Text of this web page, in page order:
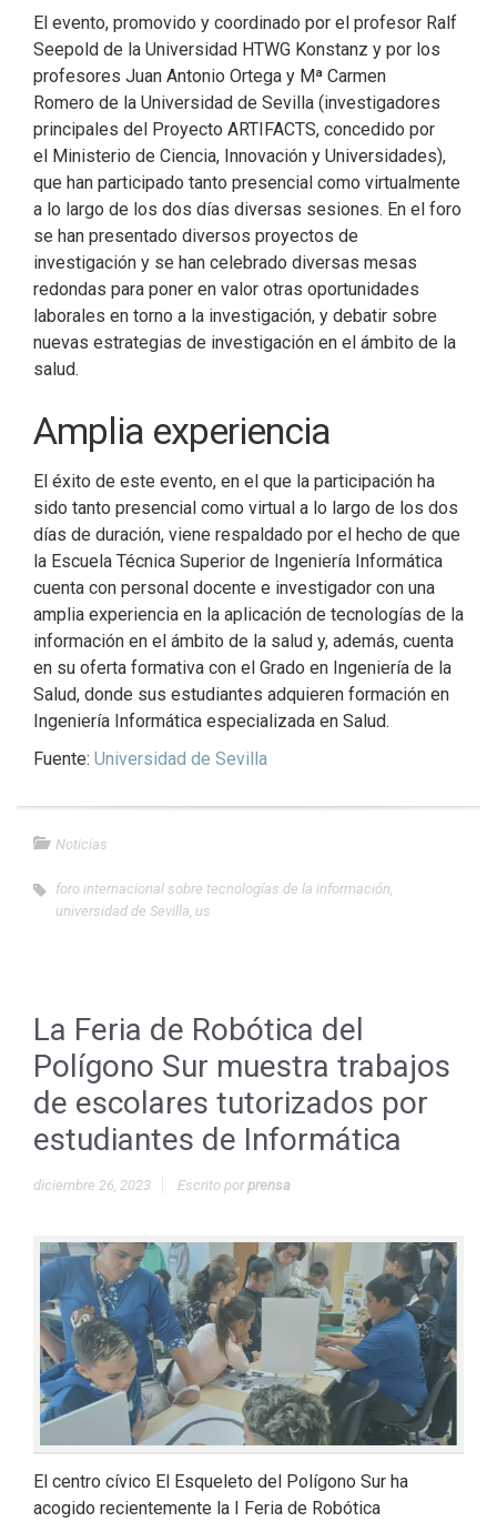
El evento, promovido y coordinado por el profesor Ralf
Seepold de la Universidad HTWG Konstanz y por los
profesores Juan Antonio Ortega y Mª Carmen
Romero de la Universidad de Sevilla (investigadores
principales del Proyecto ARTIFACTS, concedido por
el Ministerio de Ciencia, Innovación y Universidades),
que han participado tanto presencial como virtualmente
a lo largo de los dos días diversas sesiones. En el foro
se han presentado diversos proyectos de
investigación y se han celebrado diversas mesas
redondas para poner en valor otras oportunidades
laborales en torno a la investigación, y debatir sobre
nuevas estrategias de investigación en el ámbito de la
salud.
Amplia experiencia
El éxito de este evento, en el que la participación ha
sido tanto presencial como virtual a lo largo de los dos
días de duración, viene respaldado por el hecho de que
la Escuela Técnica Superior de Ingeniería Informática
cuenta con personal docente e investigador con una
amplia experiencia en la aplicación de tecnologías de la
información en el ámbito de la salud y, además, cuenta
en su oferta formativa con el Grado en Ingeniería de la
Salud, donde sus estudiantes adquieren formación en
Ingeniería Informática especializada en Salud.
Fuente: Universidad de Sevilla
Noticias
foro internacional sobre tecnologías de la información,
universidad de Sevilla, us
La Feria de Robótica del
Polígono Sur muestra trabajos
de escolares tutorizados por
estudiantes de Informática
diciembre 26, 2023 Escrito porprensa
El centro cívico El Esqueleto del Polígono Sur ha
acogido recientemente la I Feria de Robótica